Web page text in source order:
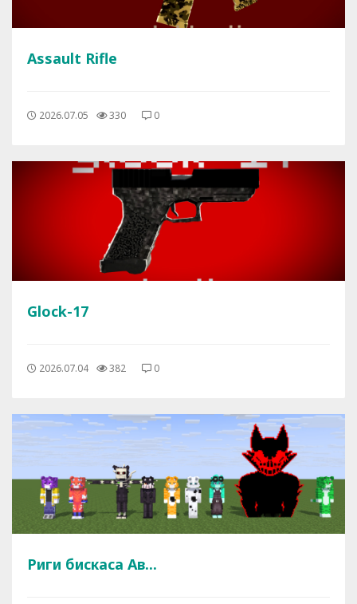
Assault Rifle
2026.07.05 330 0
Glock-17
2026.07.04 382 0
Риги бискаса Ав...